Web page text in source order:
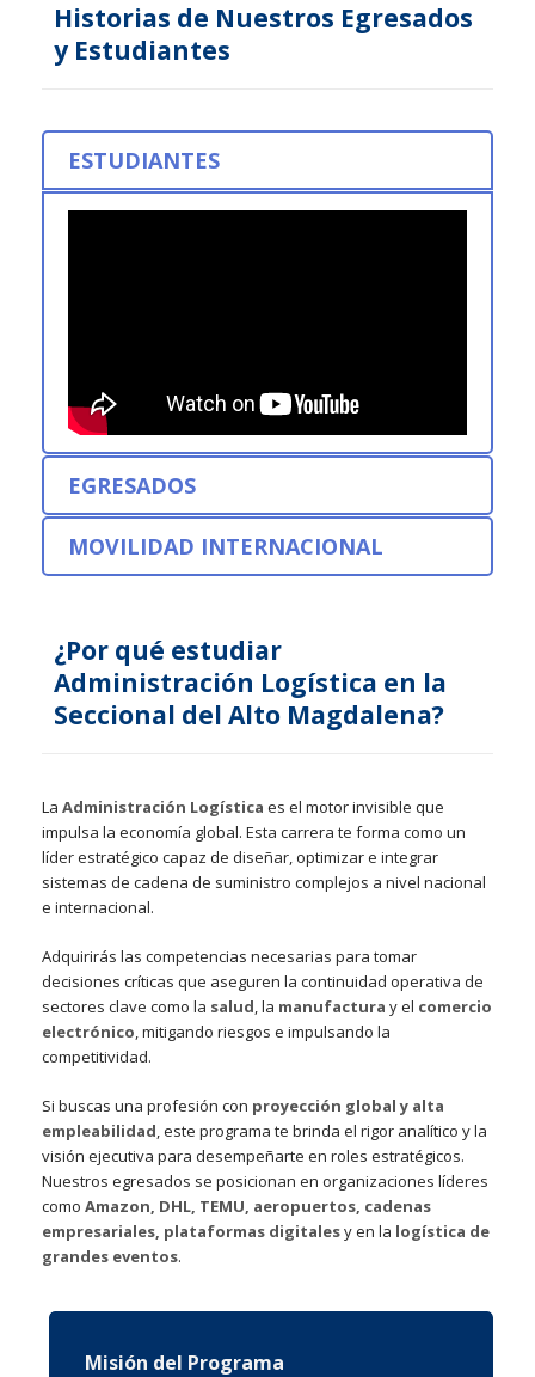
Historias de Nuestros Egresados
y Estudiantes
ESTUDIANTES
EGRESADOS
MOVILIDAD INTERNACIONAL
¿Por qué estudiar
Administración Logística en la
Seccional del Alto Magdalena?
La Administración Logística es el motor invisible que
impulsa la economía global. Esta carrera te forma como un
líder estratégico capaz de diseñar, optimizar e integrar
sistemas de cadena de suministro complejos a nivel nacional
e internacional.
Adquirirás las competencias necesarias para tomar
decisiones críticas que aseguren la continuidad operativa de
sectores clave como la salud, la manufactura y el comercio
electrónico, mitigando riesgos e impulsando la
competitividad.
Si buscas una profesión con proyección global y alta
empleabilidad, este programa te brinda el rigor analítico y la
visión ejecutiva para desempeñarte en roles estratégicos.
Nuestros egresados se posicionan en organizaciones líderes
como Amazon, DHL, TEMU, aeropuertos, cadenas
empresariales, plataformas digitalesy en la logística de
grandes eventos.
Misión del Programa